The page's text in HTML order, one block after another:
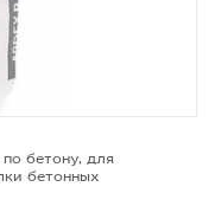
бетону, для
бетонных